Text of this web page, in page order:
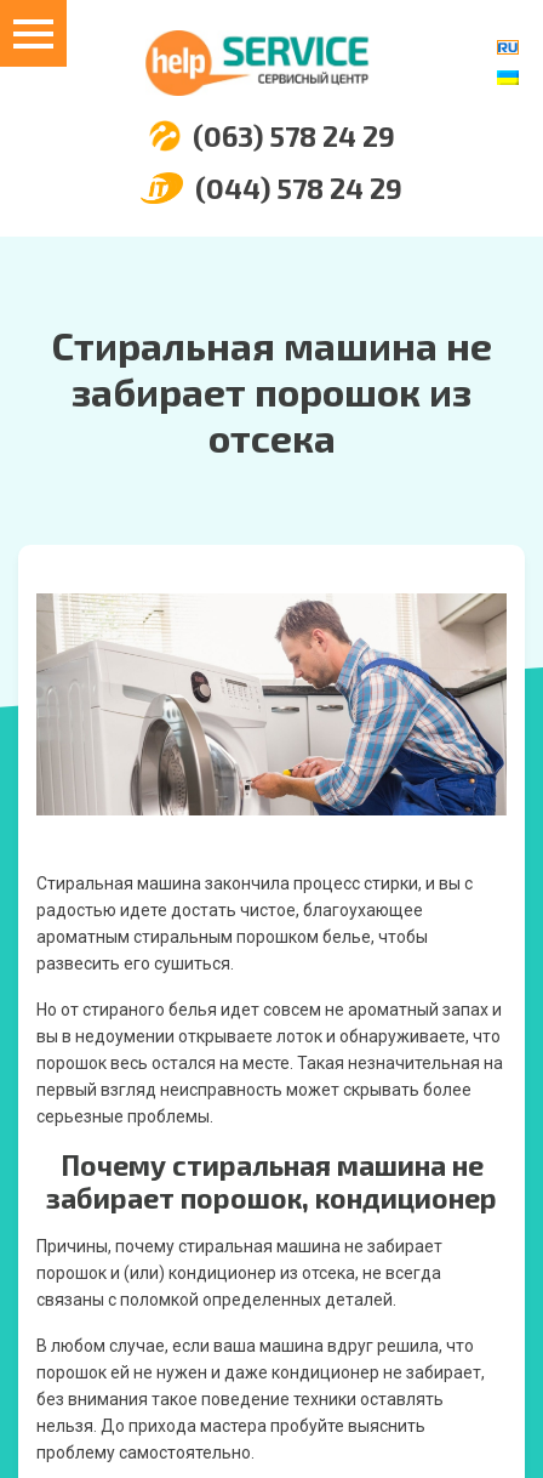
(063) 578 24 29
(044) 578 24 29
Стиральная машина не
забирает порошок из
отсека
Стиральная машина закончила процесс стирки, и вы с
радостью идете достать чистое, благоухающее
ароматным стиральным порошком белье, чтобы
развесить его сушиться.
Но от стираного белья идет совсем не ароматный запах и
вы в недоумении открываете лоток и обнаруживаете, что
порошок весь остался на месте. Такая незначительная на
первый взгляд неисправность может скрывать более
серьезные проблемы.
Почему стиральная машина не
забирает порошок, кондиционер
Причины, почему стиральная машина не забирает
порошок и (или) кондиционер из отсека, не всегда
связаны с поломкой определенных деталей.
В любом случае, если ваша машина вдруг решила, что
порошок ей не нужен и даже кондиционер не забирает,
без внимания такое поведение техники оставлять
нельзя. До прихода мастера пробуйте выяснить
проблему самостоятельно.